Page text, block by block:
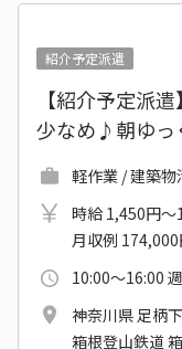
紹介予定派遣
【紹介予定派
少なめ♪朝ゆっ
軽作業 / 建築物
時給 1,450円～
月収例
10:00～16:00
神奈川県 足柄
箱根登山鉄道